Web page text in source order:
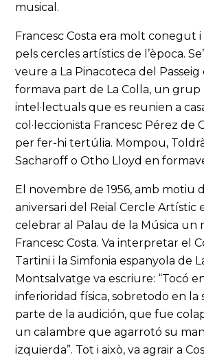
musical.
Francesc Costa era molt conegut
pels cercles artístics de l’època.
veure a La Pinacoteca del Passeig
formava part de La Colla, un grup
intel·lectuals que es reunien a
col·leccionista Francesc Pérez de
per fer-hi tertúlia. Mompou,
Sacharoff o Otho Lloyd en
El novembre de 1956, amb motiu
aniversari del Reial Cercle Artístic
celebrar al Palau de la Música un
Francesc Costa. Va interpretar el
Tartini i la Simfonia espanyola de
Montsalvatge va escriure: “Tocó
inferioridad física, sobretodo en la
parte de la audición, que fue
un calambre que agarrotó su
izquierda”. Tot i això, va agrair a